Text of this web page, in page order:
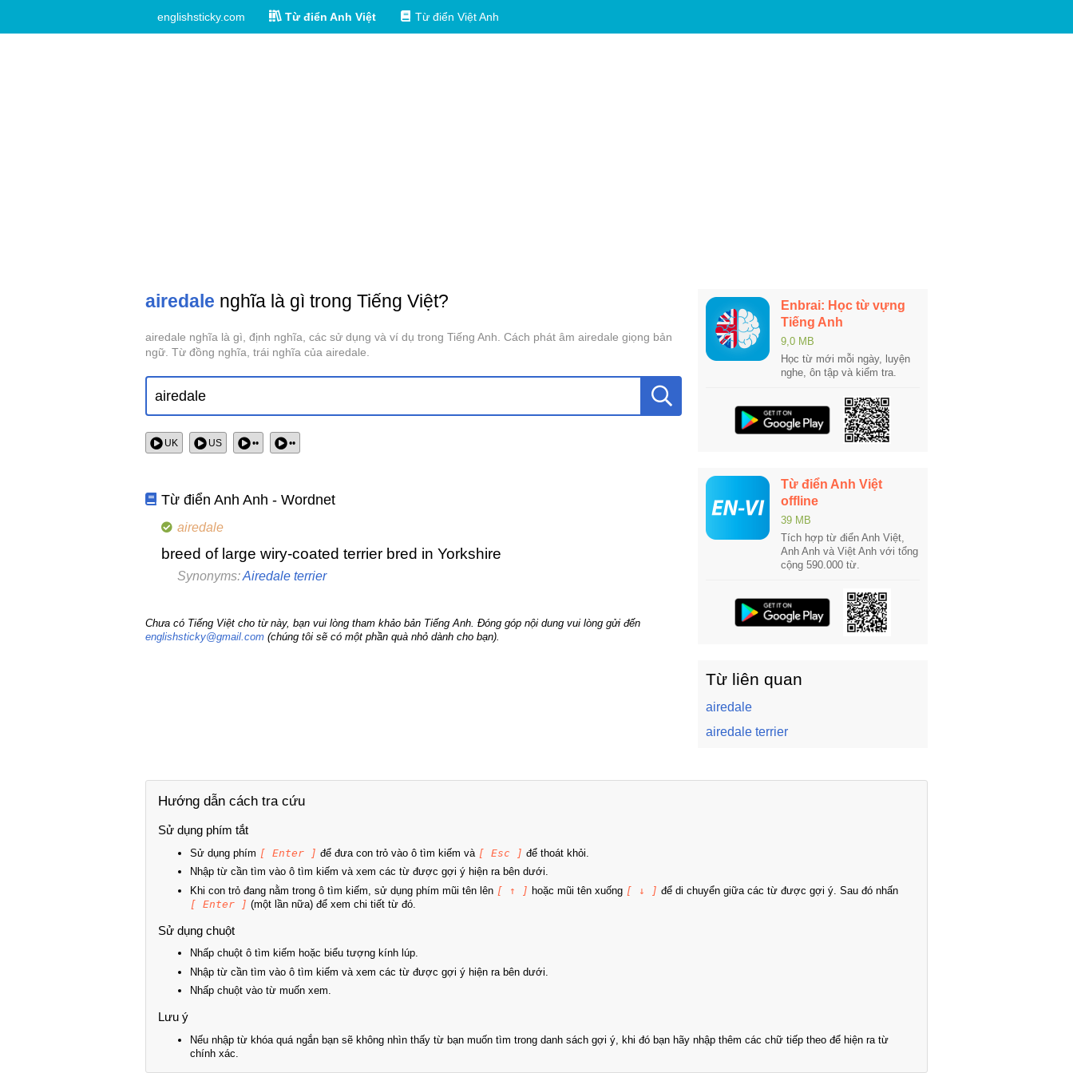
englishsticky.com Từ điển Anh Việt Từ điển Việt Anh
airedale nghĩa là gì trong Tiếng Việt?
airedale nghĩa là gì, định nghĩa, các sử dụng và ví dụ trong Tiếng Anh. Cách phát âm airedale giọng bản
ngữ. Từ đồng nghĩa, trái nghĩa của airedale.
UK US •• ••
Từ điển Anh Anh - Wordnet
airedale
breed of large wiry-coated terrier bred in Yorkshire
Synonyms:Airedale terrier
Chưa có Tiếng Việt cho từ này, bạn vui lòng tham khảo bản Tiếng Anh. Đóng góp nội dung vui lòng gửi đến
englishsticky@gmail.com (chúng tôi sẽ có một phần quà nhỏ dành cho bạn).
Enbrai: Học từ vựng
Tiếng Anh
9,0 MB
Học từ mới mỗi ngày, luyện
nghe, ôn tập và kiểm tra.
Từ điển Anh Việt
offline
39 MB
Tích hợp từ điển Anh Việt,
Anh Anh và Việt Anh với tổng
cộng 590.000 từ.
Từ liên quan
airedale
airedale terrier
Hướng dẫn cách tra cứu
Sử dụng phím tắt
Sử dụng phím [ Enter ] để đưa con trỏ vào ô tìm kiếm và [ Esc ] để thoát khỏi.
Nhập từ cần tìm vào ô tìm kiếm và xem các từ được gợi ý hiện ra bên dưới.
Khi con trỏ đang nằm trong ô tìm kiếm, sử dụng phím mũi tên lên [ ↑ ] hoặc mũi tên xuống [ ↓ ] để di chuyển giữa các từ được gợi ý. Sau đó nhấn
[ Enter ] (một lần nữa) để xem chi tiết từ đó.
Sử dụng chuột
Nhấp chuột ô tìm kiếm hoặc biểu tượng kính lúp.
Nhập từ cần tìm vào ô tìm kiếm và xem các từ được gợi ý hiện ra bên dưới.
Nhấp chuột vào từ muốn xem.
Lưu ý
Nếu nhập từ khóa quá ngắn bạn sẽ không nhìn thấy từ bạn muốn tìm trong danh sách gợi ý, khi đó bạn hãy nhập thêm các chữ tiếp theo để hiện ra từ
chính xác.